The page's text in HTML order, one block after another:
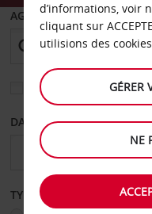
AGENCE DE DÉPART
Sélectionnez une
DATE DE DÉPART
TYPE DE LOCATION
d’informations, voir
cliquant sur
utilisions des
GÉRER
NE